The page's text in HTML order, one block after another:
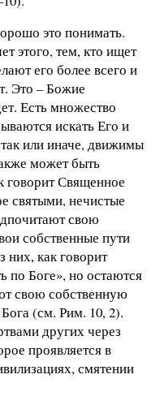
это понимать.
этого, тем, кто ищет
его более всего и
Это – Божие
Есть множество
искать Его и
или иначе, движимы
может быть
говорит Священное
святыми, нечистые
свою
собственные пути
как говорит
по Боге», но остаются
свою собственную
(см. Рим. 10, 2).
других через
проявляется в
смятении